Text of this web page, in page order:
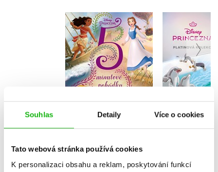
Souhlas Detaily Více o cookies
Tato webová stránka používá cookies
K personalizaci obsahu a reklam, poskytování funkcí
Princezna -
5minutové pohádky
Kolektiv
Do košíku
Platinová
Do